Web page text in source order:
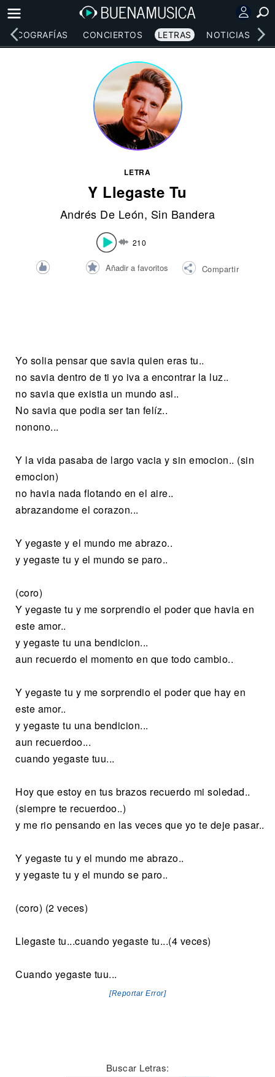
DISCOGRAFÍAS CONCIERTOS LETRAS NOTICIAS
LETRA
Y Llegaste Tu
Andrés De León, Sin Bandera
210
Añadir a favoritos Compartir
Yo solia pensar que savia quien eras tu..
no savia dentro de ti yo iva a encontrar la luz..
no savia que existia un mundo asi..
No savia que podia ser tan felíz..
nonono...
Y la vida pasaba de largo vacia y sin emocion.. (sin
emocion)
no havia nada flotando en el aire..
abrazandome el corazon...
Y yegaste y el mundo me abrazo..
y yegaste tu y el mundo se paro..
(coro)
Y yegaste tu y me sorprendio el poder que havia en
este amor..
y yegaste tu una bendicion...
aun recuerdo el momento en que todo cambio..
Y yegaste tu y me sorprendio el poder que hay en
este amor..
y yegaste tu una bendicion...
aun recuerdoo...
cuando yegaste tuu...
Hoy que estoy en tus brazos recuerdo mi soledad..
(siempre te recuerdoo..)
y me rio pensando en las veces que yo te deje pasar..
Y yegaste tu y el mundo me abrazo..
y yegaste tu y el mundo se paro..
(coro) (2 veces)
Llegaste tu...cuando yegaste tu...(4 veces)
Cuando yegaste tuu...
[Reportar Error]
Buscar Letras: